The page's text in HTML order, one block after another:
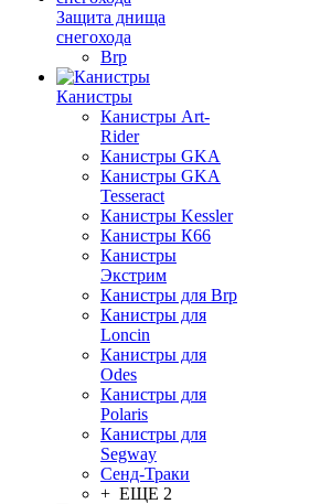
Защита днища
снегохода
Brp
Канистры
Канистры Art-
Rider
Канистры GKA
Канистры GKA
Tesseract
Канистры Kessler
Канистры К66
Канистры
Экстрим
Канистры для Brp
Канистры для
Loncin
Канистры для
Odes
Канистры для
Polaris
Канистры для
Segway
Сенд-Траки
+ ЕЩЕ 2